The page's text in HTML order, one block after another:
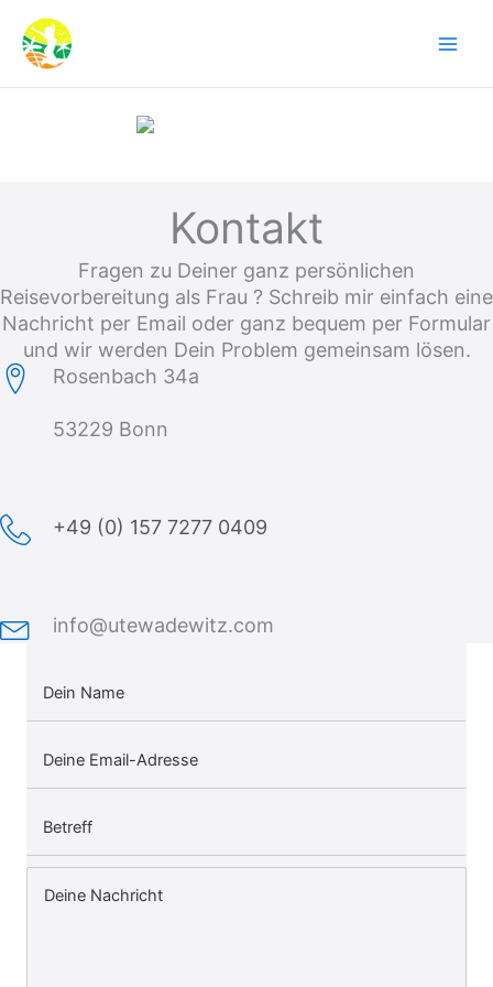
Inhalt
springen
Kontakt
Fragen zu Deiner ganz persönlichen
Reisevorbereitung als Frau ? Schreib mir einfach eine
Nachricht per Email oder ganz bequem per Formular
und wir werden Dein Problem gemeinsam lösen.
Rosenbach 34a
53229 Bonn
+49 (0) 157 7277 0409
info@utewadewitz.com